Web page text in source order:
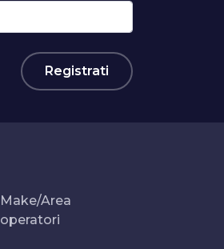
Registrati
Make/Area
operatori